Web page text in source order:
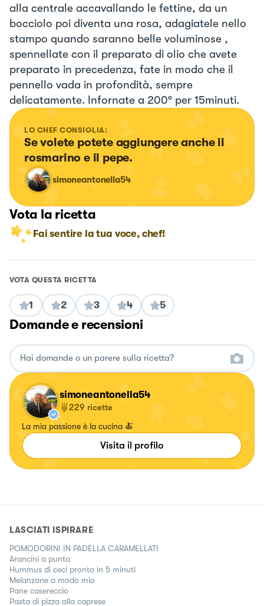
alla centrale accavallando le fettine, da un
bocciolo poi diventa una rosa, adagiatele nello
stampo quando saranno belle voluminose ,
spennellate con il preparato di olio che avete
preparato in precedenza, fate in modo che il
pennello vada in profondità, sempre
delicatamente. Infornate a 200° per 15minuti.
LO CHEF CONSIGLIA:
Se volete potete aggiungere anche il
rosmarino e il pepe.
simoneantonella54
Vota la ricetta
Fai sentire la tua voce, chef!
VOTA QUESTA RICETTA
1 2 3 4 5
Domande e recensioni
simoneantonella54
229 ricette
La mia passione è la cucina 🍝
Visita il profilo
LASCIATI ISPIRARE
POMODORINI IN PADELLA CARAMELLATI
Arancini a punta
Hummus di ceci pronto in 5 minuti
Melanzane a modo mio
Pane casereccio
Pasta di pizza alla caprese